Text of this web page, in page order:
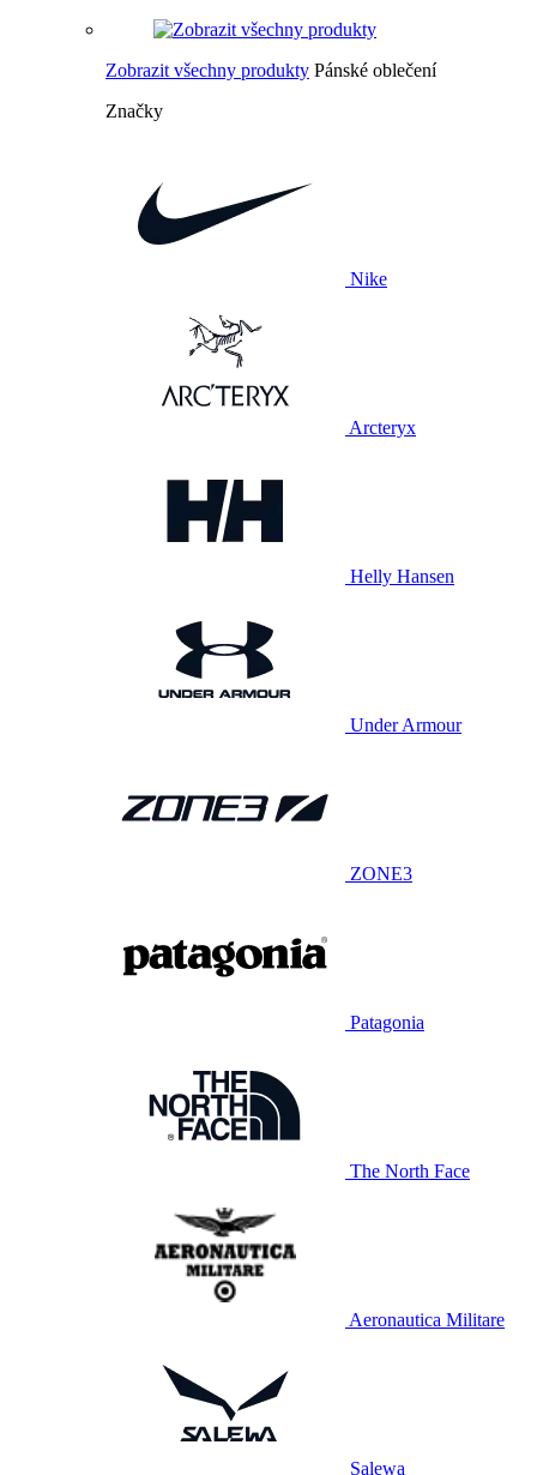
Zobrazit všechny produkty Pánské oblečení
Značky
Nike
Arcteryx
Helly Hansen
Under Armour
ZONE3
Patagonia
The North Face
Aeronautica Militare
Salewa